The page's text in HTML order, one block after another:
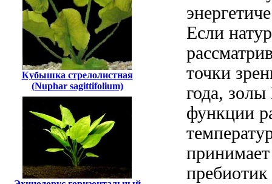
Кубышка стрелолистная
(Nuphar sagittifolium)
Если
точки
года,
функции
принимает